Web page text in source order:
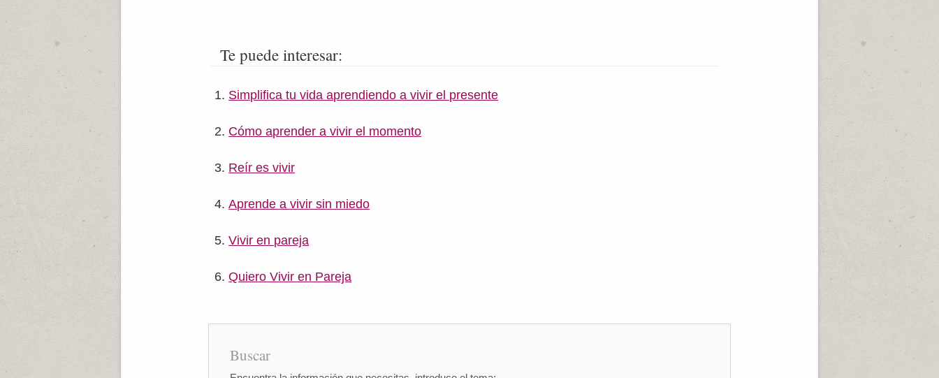
Te puede interesar:
Simplifica tu vida aprendiendo a vivir el presente
Cómo aprender a vivir el momento
Reír es vivir
Aprende a vivir sin miedo
Vivir en pareja
Quiero Vivir en Pareja
Buscar